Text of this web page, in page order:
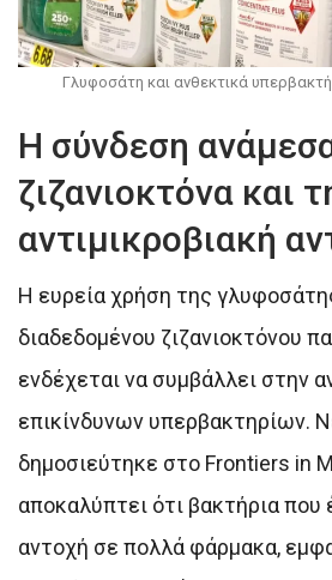
Γλυφοσάτη και ανθεκτικά
Η σύνδεση
ζιζανιοκτόνα και
αντιμικροβιακή
Η ευρεία χρήση της
διαδεδομένου ζιζανιοκτόνου
ενδέχεται να συμβάλλει στην
επικίνδυνων υπερβακτηρίων.
δημοσιεύτηκε στο Frontiers in
αποκαλύπτει ότι βακτήρια που
αντοχή σε πολλά φάρμακα,